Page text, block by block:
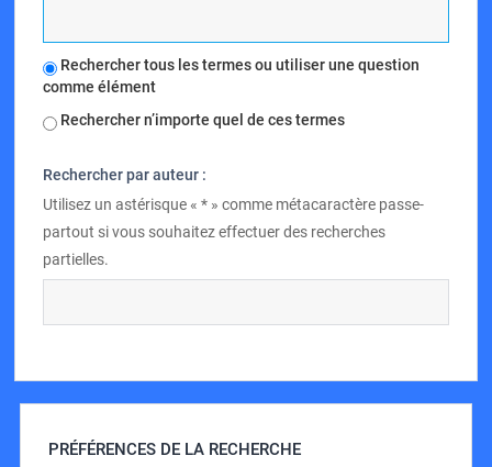
Rechercher tous les termes ou utiliser une question
comme élément
Rechercher n’importe quel de ces termes
Rechercher par auteur :
Utilisez un astérisque « * » comme métacaractère passe-
partout si vous souhaitez effectuer des recherches
partielles.
PRÉFÉRENCES DE LA RECHERCHE